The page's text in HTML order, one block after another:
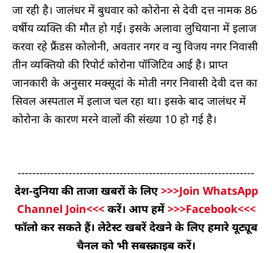
जा रही है। जालंधर में बुधवार को कोरोना से देवी दत्त नामक 86
वर्षीय व्यक्ति की मौत हो गई। इसके अलावा लुधियाना में इलाज
करवा रहे फ्रैंडस कोलोनी, अवतार नगर व न्यु विजय नगर निवासी
तीन व्यक्तियो की रिपोर्ट कोरोना पॉजिटिव आई है। प्राप्त
जानकारी के अनुसार मक्सूदां के मोती नगर निवासी देवी दत्त का
सिवल अस्पताल में इलाज चल रहा था। इसके बाद जालंधर में
कोरोना के कारण मरने वालों की संख्या 10 हो गई है।
-----------------------------------------------------------------
देश-दुनिया की ताजा खबरों के लिए>>>Join WhatsApp
Channel Join<<< करें। आप हमें>>>Facebook<<<
फॉलो कर सकते हैं। लेटेस्ट खबरें देखने के लिए हमारे यूट्यूब
चैनल को भी सबस्क्राइब करें।